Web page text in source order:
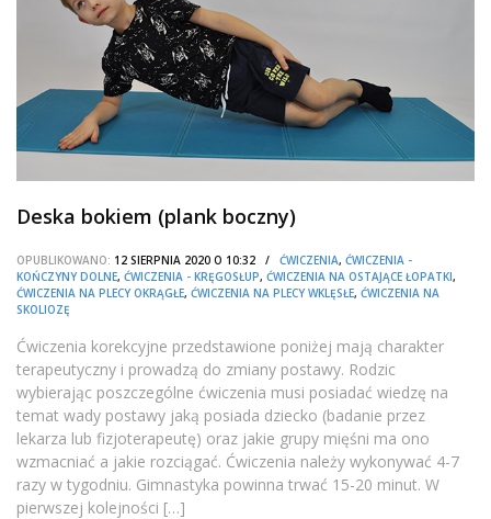
Deska bokiem (plank boczny)
OPUBLIKOWANO: 12 SIERPNIA 2020 O 10:32 / ĆWICZENIA, ĆWICZENIA -
KOŃCZYNY DOLNE, ĆWICZENIA - KRĘGOSŁUP, ĆWICZENIA NA OSTAJĄCE ŁOPATKI,
ĆWICZENIA NA PLECY OKRĄGŁE, ĆWICZENIA NA PLECY WKLĘSŁE, ĆWICZENIA NA
SKOLIOZĘ
Ćwiczenia korekcyjne przedstawione poniżej mają charakter
terapeutyczny i prowadzą do zmiany postawy. Rodzic
wybierając poszczególne ćwiczenia musi posiadać wiedzę na
temat wady postawy jaką posiada dziecko (badanie przez
lekarza lub fizjoterapeutę) oraz jakie grupy mięśni ma ono
wzmacniać a jakie rozciągać. Ćwiczenia należy wykonywać 4-7
razy w tygodniu. Gimnastyka powinna trwać 15-20 minut. W
pierwszej kolejności […]